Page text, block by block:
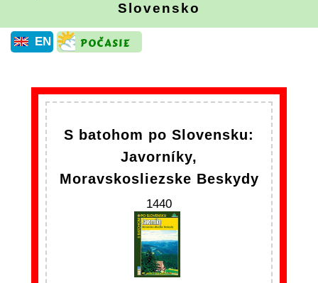
Slovensko
EN
S batohom po Slovensku:
Javorníky,
Moravskosliezske Beskydy
1440